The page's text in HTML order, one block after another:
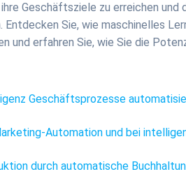
Geschäftsziele zu erreichen und
Sie, wie maschinelles
und erfahren Sie, wie Sie die
Geschäftsprozesse
Automation und bei
durch automatische